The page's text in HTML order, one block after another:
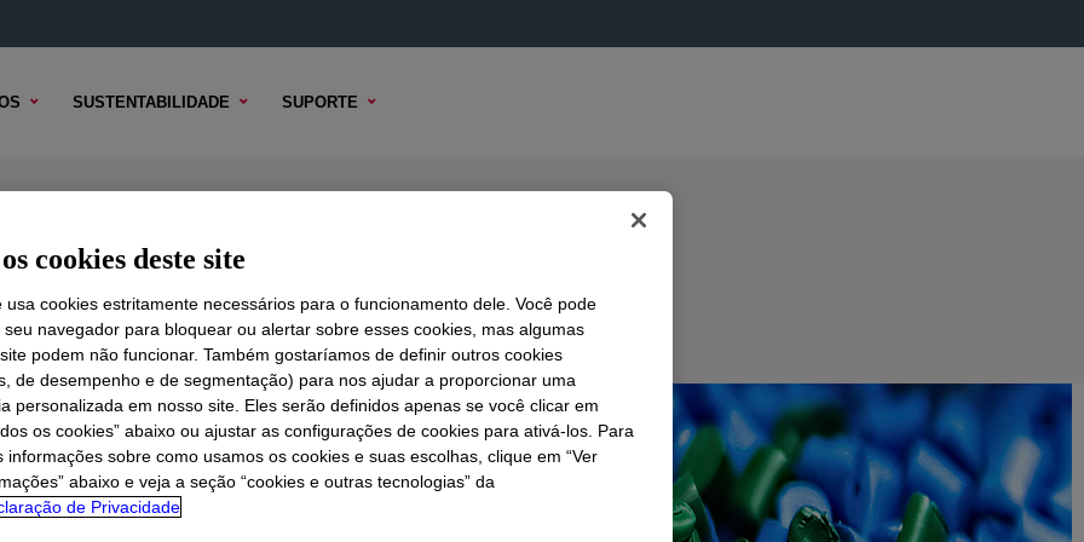
SUSTENTABILIDADE SUPORTE
Aid
TÉCNICO OPÇÕES DE AMOSTRA OPÇÕES DE COMPRA
cookies deste site
usa cookies estritamente necessários para o funcionamento dele. Você pode
navegador para bloquear ou alertar sobre esses cookies, mas algumas
podem não funcionar. Também gostaríamos de definir outros cookies
de desempenho e de segmentação) para nos ajudar a proporcionar uma
personalizada em nosso site. Eles serão definidos apenas se você clicar em
os cookies” abaixo ou ajustar as configurações de cookies para ativá-los. Para
informações sobre como usamos os cookies e suas escolhas, clique em “Ver
abaixo e veja a seção “cookies e outras tecnologias” da
de Privacidade